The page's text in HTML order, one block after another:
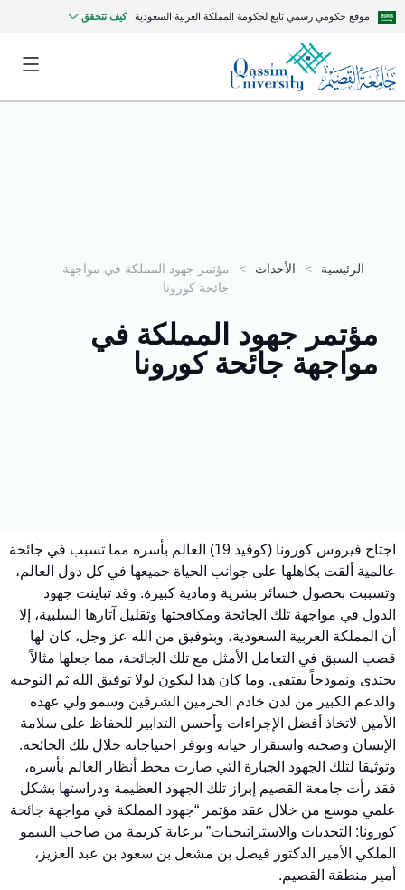
موقع حكومي رسمي تابع لحكومة المملكة العربية السعودية كيف تتحقق
الرئيسية > الأحداث >
مؤتمر جهود المملكة في مواجهة
جائحة كورونا
مؤتمر جهود المملكة في
مواجهة جائحة كورونا
اجتاح فيروس كورونا (كوفيد 19) العالم بأسره مما تسبب في جائحة
عالمية ألقت بكاهلها على جوانب الحياة جميعها في كل دول العالم،
وتسببت بحصول خسائر بشرية ومادية كبيرة. وقد تباينت جهود
الدول في مواجهة تلك الجائحة ومكافحتها وتقليل آثارها السلبية، إلا
أن المملكة العربية السعودية، وبتوفيق من الله عز وجل، كان لها
قصب السبق في التعامل الأمثل مع تلك الجائحة، مما جعلها مثالاً
يحتذى ونموذجاً يقتفى. وما كان هذا ليكون لولا توفيق الله ثم التوجيه
والدعم الكبير من لدن خادم الحرمين الشرفين وسمو ولي عهده
الأمين لاتخاذ أفضل الإجراءات وأحسن التدابير للحفاظ على سلامة
الإنسان وصحته واستقرار حياته وتوفر احتياجاته خلال تلك الجائحة.
وتوثيقا لتلك الجهود الجبارة التي صارت محط أنظار العالم بأسره،
فقد رأت جامعة القصيم إبراز تلك الجهود العظيمة ودراستها بشكل
علمي موسع من خلال عقد مؤتمر “جهود المملكة في مواجهة جائحة
كورونا: التحديات والاستراتيجيات” برعاية كريمة من صاحب السمو
الملكي الأمير الدكتور فيصل بن مشعل بن سعود بن عبد العزيز،
أمير منطقة القصيم.